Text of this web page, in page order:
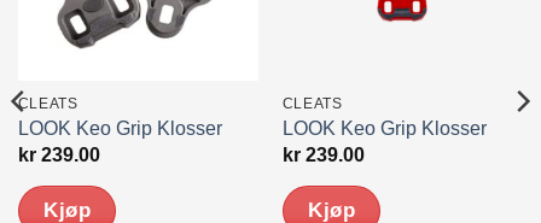
CLEATS
LOOK Keo Grip Klosser
kr239.00
Kjøp
CLEATS
LOOK Keo Grip Klosser
kr239.00
Kjøp